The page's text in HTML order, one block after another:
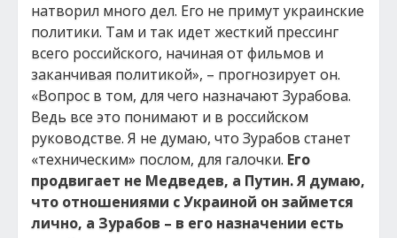
натворил много дел. Его не примут украинские
политики. Там и так идет жесткий прессинг
всего российского, начиная от фильмов и
заканчивая политикой», – прогнозирует он.
«Вопрос в том, для чего назначают Зурабова.
Ведь все это понимают и в российском
руководстве. Я не думаю, что Зурабов станет
«техническим» послом, для галочки. Его
продвигает не Медведев, а Путин. Я думаю,
что отношениями с Украиной он займется
лично, а Зурабов – в его назначении есть